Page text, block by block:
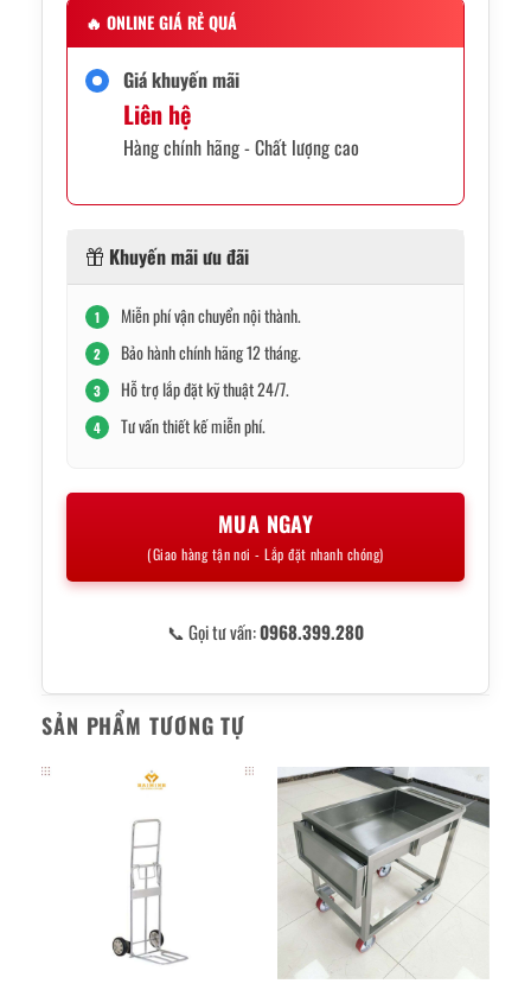
🔥 ONLINE GIÁ RẺ QUÁ
Giá khuyến mãi
Liên hệ
Hàng chính hãng - Chất lượng cao
Khuyến mãi ưu đãi
1 Miễn phí vận chuyển nội thành.
2 Bảo hành chính hãng 12 tháng.
3 Hỗ trợ lắp đặt kỹ thuật 24/7.
4 Tư vấn thiết kế miễn phí.
MUA NGAY
(Giao hàng tận nơi - Lắp đặt nhanh chóng)
📞 Gọi tư vấn:0968.399.280
SẢN PHẨM TƯƠNG TỰ